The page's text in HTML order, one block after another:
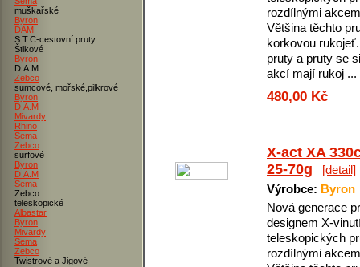
muškařské
Byron
DAM
S.T.C-cestovní pruty
Štikové
Byron
D.A.M
Zebco
sumcové, mořské,pilkrové
Byron
D.A.M
Mivardy
Rhino
Sema
Zebco
surfové
Byron
D.A.M
Sema
Zebco
teleskopické
Albastar
Byron
Mivardy
Sema
Zebco
Twistrové a Jigové
rozdílnými
Většina těchto
korkovou
pruty a pruty se
akcí mají rukoj ...
480,00 Kč
X-act XA
25-70g
[detail]
Výrobce: Byron
Nová generace
designem X-
teleskopických
rozdílnými